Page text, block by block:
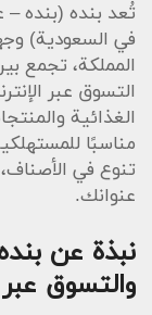
تُعد بنده (بنده
في السعودية)
المملكة، تجمع
التسوق عبر
الغذائية
مناسبًا
تنوع في
عنوانك.
نبذة عن
والتسوق